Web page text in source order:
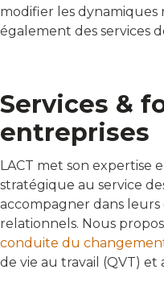
modifier les
également des services
Services &
entreprises
LACT met son expertise
stratégique au service
accompagner dans
relationnels. Nous
conduite du
de vie au travail (QVT)